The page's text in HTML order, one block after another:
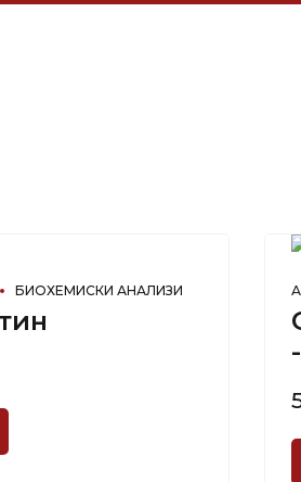
БИОХЕМИСКИ АНАЛИЗИ